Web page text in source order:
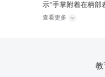
示“手掌附着在柄部
查看更多
教